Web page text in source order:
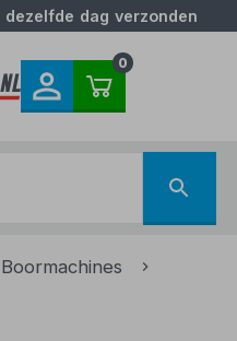
dag verzonden
0
Boormachines